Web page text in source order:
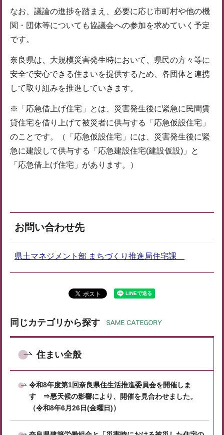
なお、議論の進捗を踏まえ、必要に応じ市町村や他の機
関・団体等についても協議会への参加を求めていく予定
です。
奈良県は、大規模災害発生時において、県民の方々等に
安全で安心できる住まいを提供するため、各団体と連携
して取り組みを推進していきます。
※「応急借上げ住宅」とは、災害発生後に緊急に民間賃
貸住宅を借り上げて被災者に供与する「応急仮設住宅」
のことです。（「応急仮設住宅」には、災害発生後に緊
急に建設して供与する「応急建設住宅(建設仮設)」と
「応急借上げ住宅」があります。）
お問い合わせ先
県土マネジメント部 まちづくり推進局住宅課
同じカテゴリから探す
住まい全般
令和8年度第1回奈良県住生活推進委員会を開催しま
す ⇒悪天候の影響により、開催を見合わせました。
（令和8年6月26日(金曜日)）